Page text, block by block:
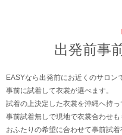
出発前事
EASYなら出発前にお近くのサロン
事前に試着して衣裳が選べます。
試着の上決定した衣裳を沖縄へ持っ
事前試着無しで現地で衣裳合わせも
おふたりの希望に合わせて事前試着